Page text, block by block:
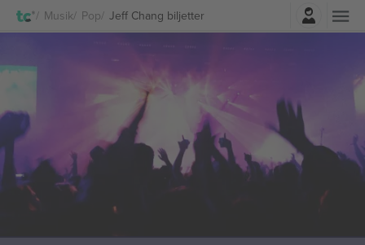
Musik Pop Jeff Chang biljetter